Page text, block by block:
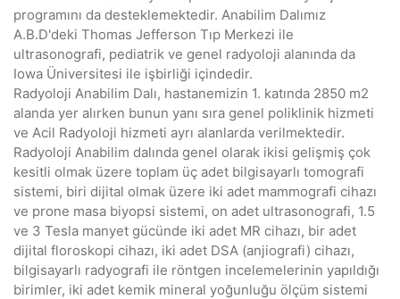
programını da desteklemektedir. Anabilim Dalımız
A.B.D'deki Thomas Jefferson Tıp Merkezi ile
ultrasonografi, pediatrik ve genel radyoloji alanında da
Iowa Üniversitesi ile işbirliği içindedir.
Radyoloji Anabilim Dalı, hastanemizin 1. katında 2850 m2
alanda yer alırken bunun yanı sıra genel poliklinik hizmeti
ve Acil Radyoloji hizmeti ayrı alanlarda verilmektedir.
Radyoloji Anabilim dalında genel olarak ikisi gelişmiş çok
kesitli olmak üzere toplam üç adet bilgisayarlı tomografi
sistemi, biri dijital olmak üzere iki adet mammografi cihazı
ve prone masa biyopsi sistemi, on adet ultrasonografi, 1.5
ve 3 Tesla manyet gücünde iki adet MR cihazı, bir adet
dijital floroskopi cihazı, iki adet DSA (anjiografi) cihazı,
bilgisayarlı radyografi ile röntgen incelemelerinin yapıldığı
birimler, iki adet kemik mineral yoğunluğu ölçüm sistemi